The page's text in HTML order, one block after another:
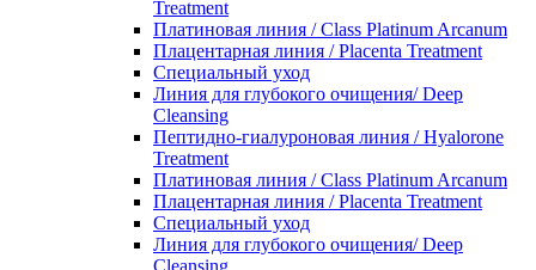
Treatment
Платиновая линия / Class Platinum Arcanum
Плацентарная линия / Placenta Treatment
Специальный уход
Линия для глубокого очищения/ Deep
Cleansing
Пептидно-гиалуроновая линия / Hyalorone
Treatment
Платиновая линия / Class Platinum Arcanum
Плацентарная линия / Placenta Treatment
Специальный уход
Линия для глубокого очищения/ Deep
Cleansing